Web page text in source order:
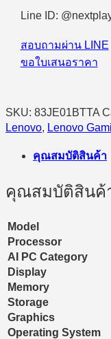
i7-
SSD/15.6″
FHD/RTX5060/
11
quantity
Line ID:
สอบถามผ่าน LINE
ขอใบเสนอราคา
SKU: 83JE01BTTA
Lenovo, Lenovo
คุณสมบัติสินค้า
คุณสมบัติสินค้
Model
Processor
AI PC Category
Display
Memory
Storage
Graphics
Operating System